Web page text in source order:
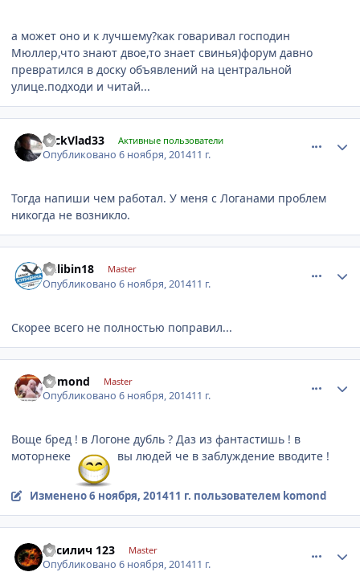
а может оно и к лучшему?как говаривал господин
Мюллер,что знают двое,то знает свинья)форум давно
превратился в доску объявлений на центральной
улице.подходи и читай...
NickVlad33 Активные пользователи
Опубликовано6 ноября, 201411 г.
Тогда напиши чем работал. У меня с Логанами проблем
никогда не возникло.
kulibin18 Master
Опубликовано6 ноября, 201411 г.
Скорее всего не полностью поправил...
komond Master
Опубликовано6 ноября, 201411 г.
Воще бред ! в Логоне дубль ? Даз из фантастишь ! в
моторнеке
вы людей че в заблуждение вводите !
Изменено6 ноября, 201411 г. пользователем komond
Василич 123 Master
Опубликовано6 ноября, 201411 г.